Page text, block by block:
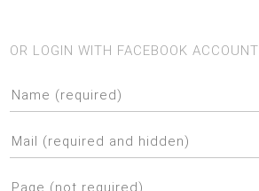
OR LOGIN WITH FACEBOOK ACCOUNT